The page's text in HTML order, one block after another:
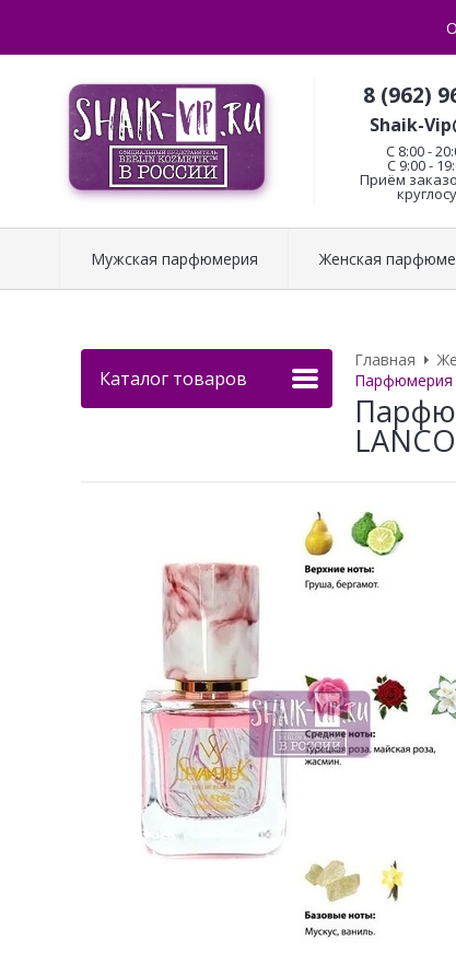
8 (962)
Shaik-
C 8:00 -
С 9:00 -
Приём
Мужская парфюмерия Женская
Каталог товаров
Главная
Парфюмерия